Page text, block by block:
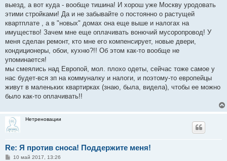
щ
е
и
е
выезд, а вот куда - вообще тишина! И хорош уже Москву уродовать
этими стройками! Да и не забывайте о постоянно о растущей
квартплате , а в "новых" домах она еще выше и налогах на
имущество! Зачем мне еще оплачивать вонючий мусоропровод! У
меня сделан ремонт, кто мне его компенсирует, новые двери,
кондиционеры, обои, кухню?!! Об этом как-то вообще не
упоминается!
мы смеялись над Европой, мол. плохо одеты, сейчас тоже самое у
нас будет-вся зп на коммуналку и налоги, и поэтому-то европейцы
живут в маленьких квартирках (знаю, была, видела), чтобы ее можно
было как-то оплачивать!!
Нетреновации
Re: Я против сноса! Поддержите меня!
С10 май 2017, 13:26